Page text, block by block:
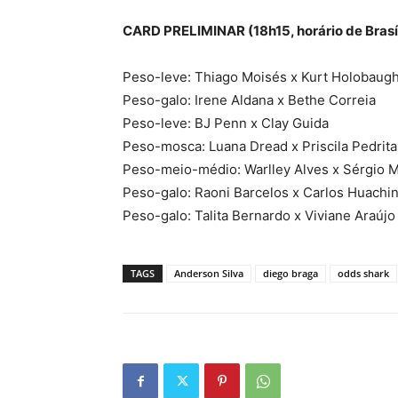
CARD PRELIMINAR (18h15, horário de
Peso-leve: Thiago Moisés x Kurt Holobaugh
Peso-galo: Irene Aldana x Bethe Correia
Peso-leve: BJ Penn x Clay Guida
Peso-mosca: Luana Dread x Priscila Pedrita
Peso-meio-médio: Warlley Alves x Sérgio
Peso-galo: Raoni Barcelos x Carlos Huachin
Peso-galo: Talita Bernardo x Viviane Araújo
TAGS Anderson Silva diego braga odds shark